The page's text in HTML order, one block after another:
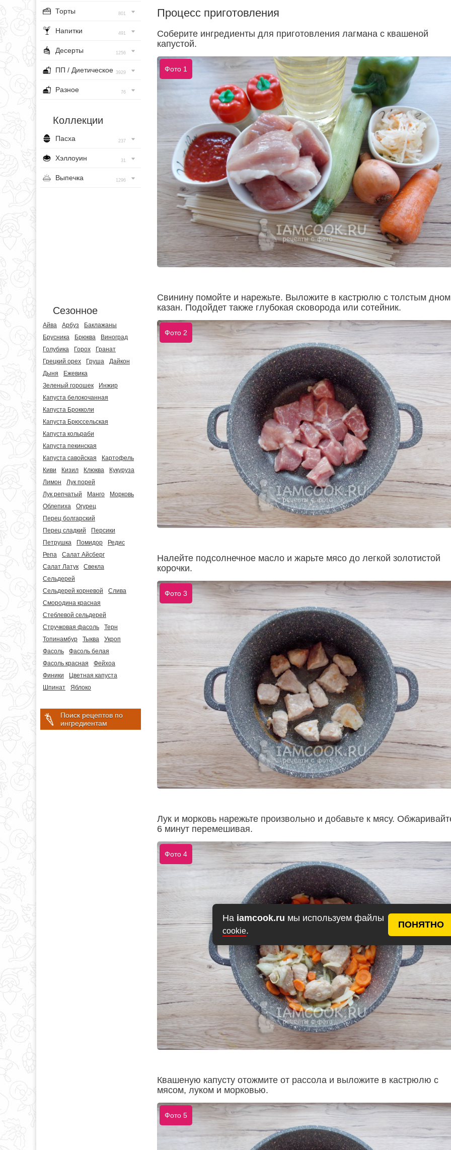
На iamcook.ru мы используем файлы
cookie.
ПОНЯТНО
Торты 801
Напитки 491
Десерты 1256
ПП / Диетическое 3929
Разное 76
Коллекции
Пасха 237
Хэллоуин 31
Выпечка 1296
Сезонное
Айва Арбуз
Баклажаны
Брусника
Брюква
Виноград
Голубика
Горох
Гранат
Грецкий орех
Груша
Дайкон
Дыня
Ежевика
Зеленый горошек
Инжир
Капуста белокочанная
Капуста Брокколи
Капуста Брюссельская
Капуста кольраби
Капуста пекинская
Капуста савойская
Картофель
Киви
Кизил Клюква
Кукуруза
Лимон
Лук порей
Лук репчатый
Манго
Морковь
Облепиха
Огурец
Перец болгарский
Перец сладкий
Персики
Петрушка
Помидор
Редис
Репа
Салат Айсберг
Салат Латук
Свекла
Сельдерей
Сельдерей корневой
Слива
Смородина красная
Стеблевой сельдерей
Стручковая фасоль
Терн
Топинамбур
Тыква
Укроп
Фасоль
Фасоль белая
Фасоль красная
Фейхоа
Финики
Цветная капуста
Шпинат
Яблоко
Поиск рецептов по
ингредиентам
Процесс приготовления
Соберите ингредиенты для приготовления лагмана с квашеной
капустой.
Фото 1
Свинину помойте и нарежьте. Выложите в кастрюлю с толстым
казан. Подойдет также глубокая сковорода или сотейник.
Фото 2
Налейте подсолнечное масло и жарьте мясо до легкой золотистой
корочки.
Фото 3
Лук и морковь нарежьте произвольно и добавьте к мясу.
6 минут перемешивая.
Фото 4
Квашеную капусту отожмите от рассола и выложите в кастрюлю с
мясом, луком и морковью.
Фото 5